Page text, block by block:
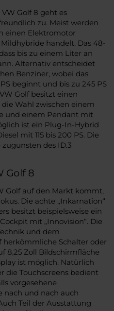
Golf 8 geht es
zu. Meist werden
einen Elektromotor
handelt. Das 48-
bis zu einem Liter an
Alternativ entscheidet
Benziner, wobei das
beginnt und bis zu 245 PS
Golf besitzt einen
Wahl zwischen einem
und einem Pendant mit
ist ein Plug-In-Hybrid
mit 115 bis 200 PS. Die
des ID.3
Golf 8
Golf auf den Markt kommt,
Die achte „Inkarnation“
besitzt beispielsweise ein
mit „Innovision“. Die
und dem
Schalter oder
8,25 Zoll Bildschirmfläche
ist möglich. Natürlich
die Touchscreens bedient
vorgesehene
nach und nach auch
Teil der Ausstattung